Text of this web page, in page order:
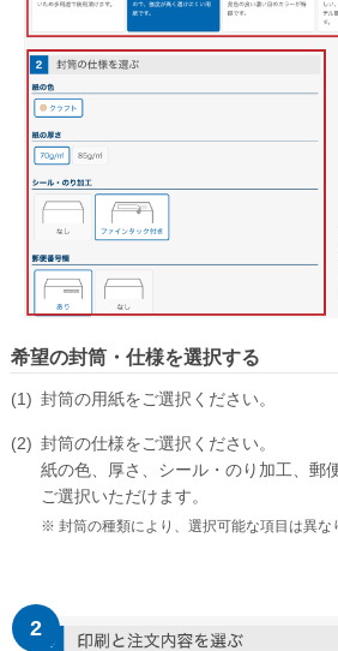
洋形5号タテ
長形6号
長形6号窓付き
長形30号
長形40号
角形サイズ
角形0号
角形1号
角形2号
角形A4号
角形3号
角形4号
角形5号
角形7号
希望の封筒・仕様を選択する
封筒の用紙をご選択ください。
封筒の仕様をご選択ください。
紙の色、厚さ、シール・のり加工、郵
ご選択いただけます。
封筒の種類により、選択可能な項目は異な